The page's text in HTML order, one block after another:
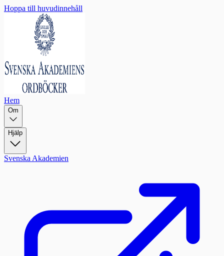
Hoppa till huvudinnehåll
Hem
Om
Hjälp
Svenska Akademien